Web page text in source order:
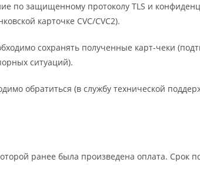
по защищенному протоколу TLS и
карточке CVC/CVC2).
сохранять полученные карт-чеки
ситуаций).
обратиться (в службу технической
ранее была произведена оплата. Срок